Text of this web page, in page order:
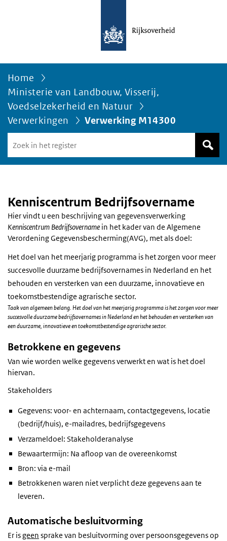
Home
Ministerie van Landbouw, Visserij,
Voedselzekerheid en Natuur
Verwerkingen
Verwerking M14300
in
het
Kenniscentrum Bedrijfsovername
Hier vindt u een beschrijving van gegevensverwerking
Kenniscentrum Bedrijfsovername in het kader van de Algemene
Verordening Gegevensbescherming(AVG), met als doel:
Het doel van het meerjarig programma is het zorgen voor meer
succesvolle duurzame bedrijfsovernames in Nederland en het
behouden en versterken van een duurzame, innovatieve en
toekomstbestendige agrarische sector.
Taak van algemeen belang. Het doel van het meerjarig programma is het zorgen voor meer
succesvolle duurzame bedrijfsovernames in Nederland en het behouden en versterken van
een duurzame, innovatieve en toekomstbestendige agrarische sector.
Betrokkene en gegevens
Van wie worden welke gegevens verwerkt en wat is het doel
hiervan.
Stakeholders
Gegevens: voor- en achternaam, contactgegevens, locatie
(bedrijf/huis), e-mailadres, bedrijfsgegevens
Verzameldoel: Stakeholderanalyse
Bewaartermijn: Na afloop van de overeenkomst
Bron: via e-mail
Betrokkenen waren niet verplicht deze gegevens aan te
leveren.
Automatische besluitvorming
Er isgeen sprake van besluitvorming over persoonsgegevens op